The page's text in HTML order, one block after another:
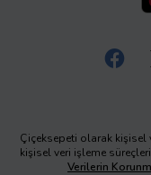
Çiçeksepeti olarak
kişisel veri işleme
Verilerin